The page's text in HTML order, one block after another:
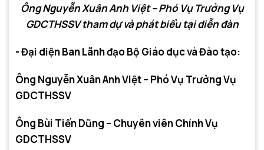
Ông Nguyễn Xuân Anh Việt – Phó Vụ Trưởng Vụ
GDCTHSSV tham dự và phát biểu tại diễn đàn
- Đại diện Ban Lãnh đạo Bộ Giáo dục và Đào tạo:
Ông Nguyễn Xuân Anh Việt – Phó Vụ Trưởng Vụ
GDCTHSSV
Ông Bùi Tiến Dũng – Chuyên viên Chính Vụ
GDCTHSSV